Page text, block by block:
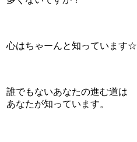
心はちゃーんと知っています☆
誰でもないあなたの進む道は
あなたが知っています。